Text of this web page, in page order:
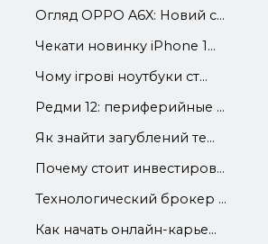
Огляд OPPO A6X: Новий с...
Чекати новинку iPhone 1...
Чому ігрові ноутбуки ст...
Редми 12: периферийные ...
Як знайти загублений те...
Почему стоит инвестиров...
Технологический брокер ...
Как начать онлайн-карье...